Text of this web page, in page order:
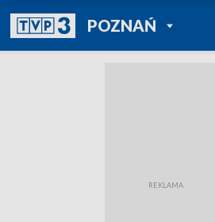
POZNAŃPOWRÓT DO
TVP REGIONY